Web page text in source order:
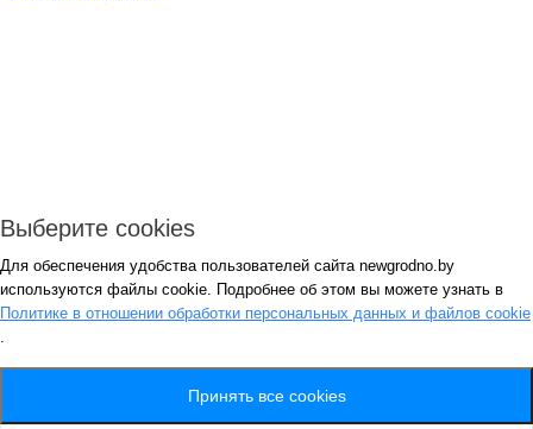
Авторизация
*
Запомнить
Потеряли пароль ?
Выберите cookies
Для обеспечения удобства пользователей сайта newgrodno.by
используются файлы cookie. Подробнее об этом вы можете узнать в
Политике в отношении обработки персональных данных и файлов cookie
.
Принять все cookies